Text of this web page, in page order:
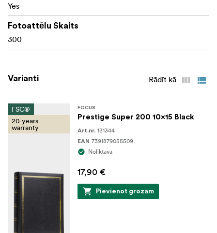
Yes
Fotoattēlu Skaits
300
Varianti Rādīt kā
FSC®
20 years
warranty
FOCUS
Prestige Super 200 10x15 Black
Art.nr. 131344
EAN 7391879055509
Noliktavā
17,90 €
Pievienot grozam